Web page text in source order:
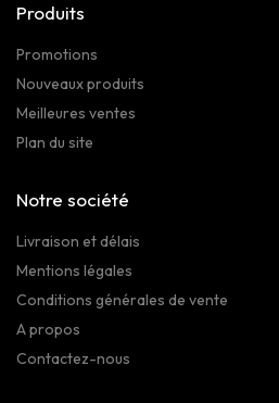
Produits
Promotions
Nouveaux produits
Meilleures ventes
Plan du site
Notre société
Livraison et délais
Mentions légales
Conditions générales de vente
A propos
Contactez-nous